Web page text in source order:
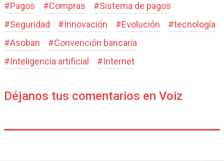
#Pagos #Compras #Sistema de pagos
#Seguridad #Innovación #Evolución #tecnología
#Asoban #Convención bancaria
#Inteligencia artificial #Internet
Déjanos tus comentarios en Voiz